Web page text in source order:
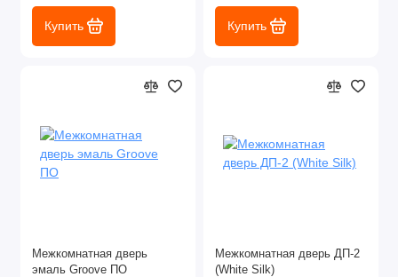
Купить Купить
Межкомнатная дверь
эмаль Groove ПО
Межкомнатная дверь ДП-2
(White Silk)